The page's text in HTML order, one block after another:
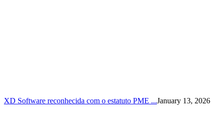
XD Software reconhecida com o estatuto PME ...January 13, 2026